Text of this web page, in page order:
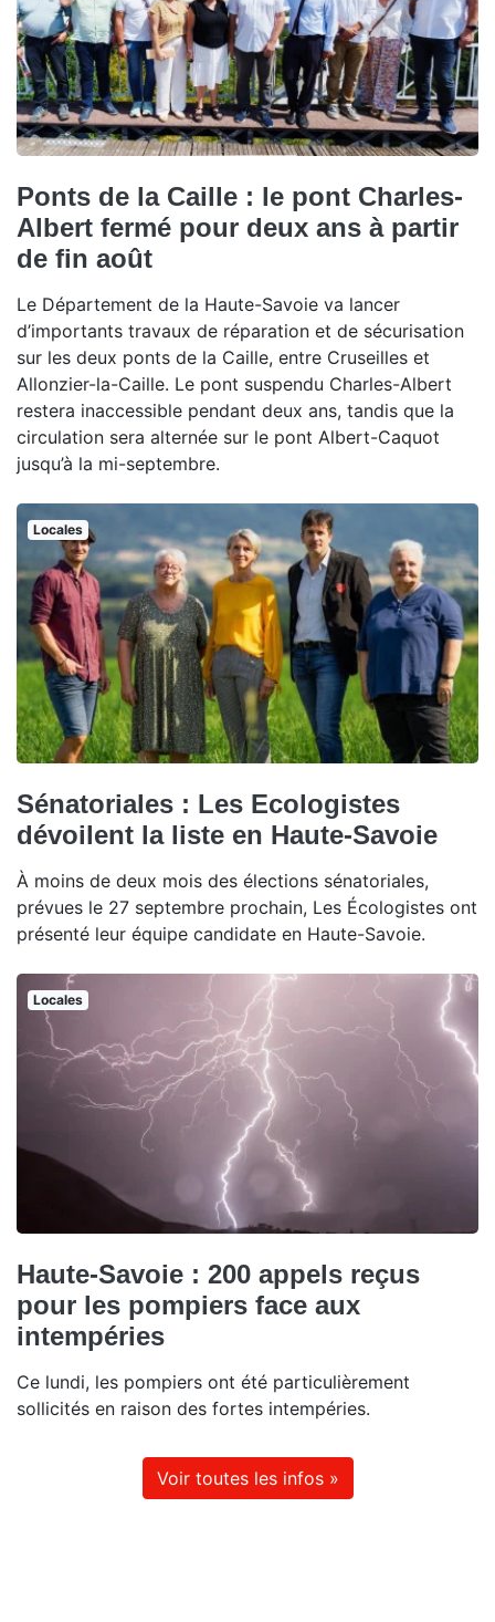
Ponts de la Caille : le pont Charles-
Albert fermé pour deux ans à partir
de fin août
Le Département de la Haute-Savoie va lancer
d’importants travaux de réparation et de sécurisation
sur les deux ponts de la Caille, entre Cruseilles et
Allonzier-la-Caille. Le pont suspendu Charles-Albert
restera inaccessible pendant deux ans, tandis que la
circulation sera alternée sur le pont Albert-Caquot
jusqu’à la mi-septembre.
Locales
Sénatoriales : Les Ecologistes
dévoilent la liste en Haute-Savoie
À moins de deux mois des élections sénatoriales,
prévues le 27 septembre prochain, Les Écologistes ont
présenté leur équipe candidate en Haute-Savoie.
Locales
Haute-Savoie : 200 appels reçus
pour les pompiers face aux
intempéries
Ce lundi, les pompiers ont été particulièrement
sollicités en raison des fortes intempéries.
Voir toutes les infos »